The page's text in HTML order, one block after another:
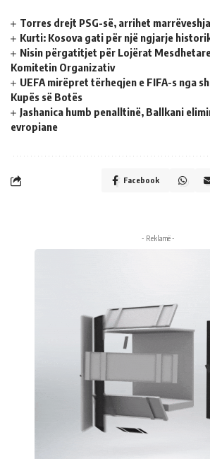
Torres drejt PSG-së, arrihet
Kurti: Kosova gati për një ngjarje
Nisin përgatitjet për Lojërat
Komitetin Organizativ
UEFA mirëpret tërheqjen e FIFA-s nga
Kupës së Botës
Jashanica humb penalltinë, Ballkani
evropiane
Facebook
- Reklamë -